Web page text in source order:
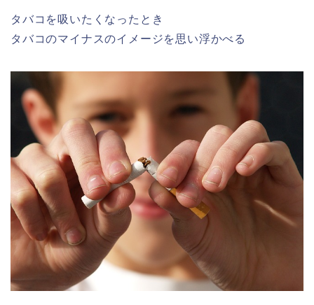
タバコを吸いたくなったとき
タバコのマイナスのイメージを思い浮かべる